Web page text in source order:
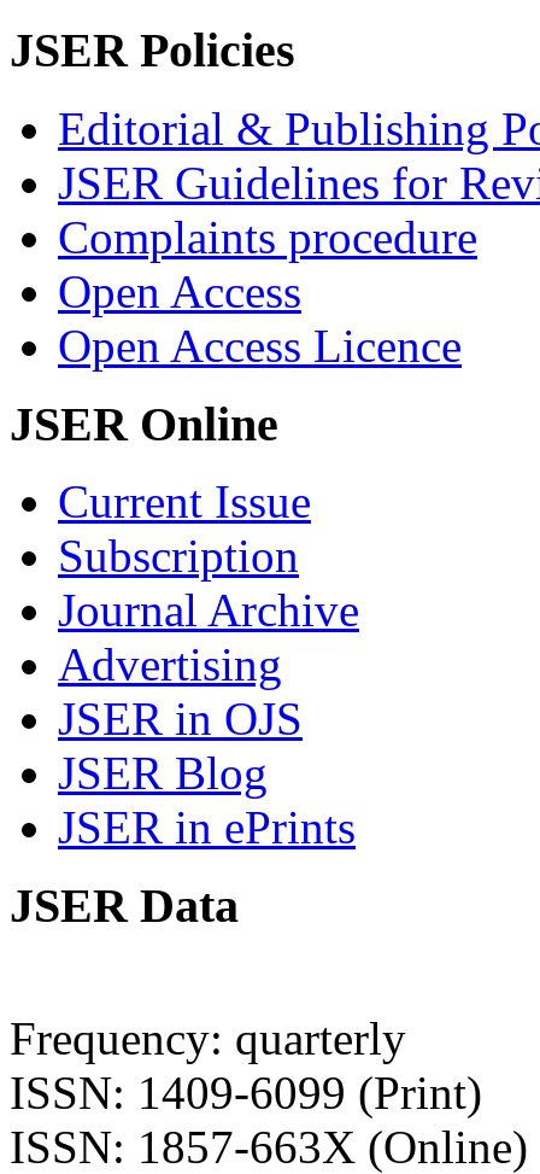
JSER Policies
Editorial & Publishing
JSER Guidelines for
Complaints procedure
Open Access
Open Access Licence
JSER Online
Current Issue
Subscription
Journal Archive
Advertising
JSER in OJS
JSER Blog
JSER in ePrints
JSER Data
Frequency: quarterly
ISSN: 1409-6099 (Print)
ISSN: 1857-663X (Online)